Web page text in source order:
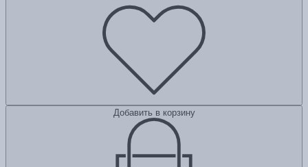
Добавить в корзину